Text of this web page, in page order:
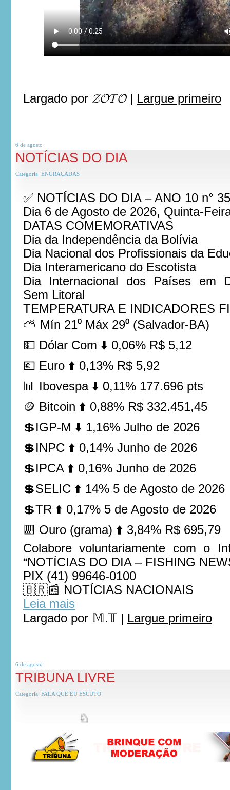
Largado por 𝓩𝓞𝓣𝓞| Largue primeiro
6 de agosto
NOTÍCIAS DO DIA
Categoria: ENGRAÇADAS
✅ NOTÍCIAS DO DIA – ANO 10 n°
Dia 6 de Agosto de 2026, Quinta-
DATAS COMEMORATIVAS
Dia da Independência da Bolívia
Dia Nacional dos Profissionais da
Dia Interamericano do Escotista
Dia Internacional dos Países em
Sem Litoral
TEMPERATURA E INDICADORES
⛅ Mín 21⁰ Máx 29⁰ (Salvador-BA)
💵 Dólar Com ⬇️ 0,06% R$ 5,12
💶 Euro ⬆️ 0,13% R$ 5,92
📊 Ibovespa ⬇️ 0,11% 177.696 pts
🪙 Bitcoin ⬆️ 0,88% R$ 332.451,45
💲IGP-M ⬇️ 1,16% Julho de 2026
💲INPC ⬆️ 0,14% Junho de 2026
💲IPCA ⬆️ 0,16% Junho de 2026
💲SELIC ⬆️ 14% 5 de Agosto de 2026
💲TR ⬆️ 0,17% 5 de Agosto de 2026
🟨 Ouro (grama) ⬆️ 3,84% R$ 695,79
Colabore voluntariamente com o
“NOTÍCIAS DO DIA – FISHING
PIX (41) 99646-0100
🇧🇷📰 NOTÍCIAS NACIONAIS
Leia mais
Largado por 𝕄.𝕋 | Largue primeiro
6 de agosto
TRIBUNA LIVRE
Categoria: FALA QUE EU ESCUTO